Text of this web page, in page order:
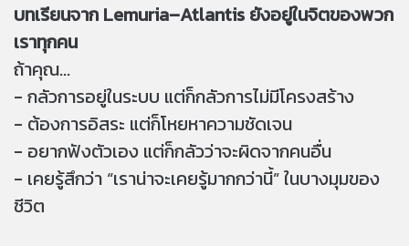
บทเรียนจาก Lemuria–Atlantis ยังอยู่ในจิตของพวก
เราทุกคน
ถ้าคุณ...
- กลัวการอยู่ในระบบ แต่ก็กลัวการไม่มีโครงสร้าง
- ต้องการอิสระ แต่ก็โหยหาความชัดเจน
- อยากฟังตัวเอง แต่ก็กลัวว่าจะผิดจากคนอื่น
- เคยรู้สึกว่า “เราน่าจะเคยรู้มากกว่านี้” ในบางมุมของ
ชีวิต